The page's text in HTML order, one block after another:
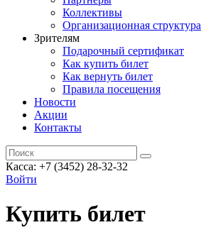
Коллективы
Организационная структура
Зрителям
Подарочный сертификат
Как купить билет
Как вернуть билет
Правила посещения
Новости
Акции
Контакты
Касса: +7 (3452) 28-32-32
Войти
Купить билет